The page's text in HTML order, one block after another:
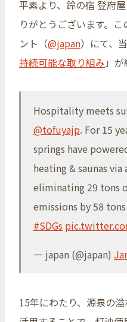
平素より、鈴の宿 登府
りがとうございます。
ント（@japan）にて、
持続可能な取り組み 」
Hospitality meets
@tofuyajp. For 15
springs have
heating & saunas
eliminating 29 tons
emissions by 58
#SDGs
— japan (@japan)
15年にわたり、源泉の